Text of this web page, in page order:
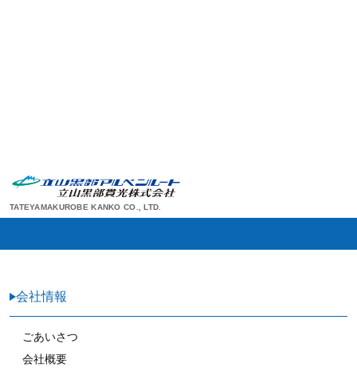
TATEYAMAKUROBE KANKO CO., LTD.
会社情報
ごあいさつ
会社概要